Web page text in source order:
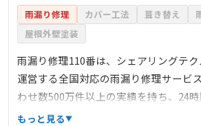
雨漏り修理 カバー工法 葺き替え
屋根外壁塗装
雨漏り修理110番は、シェアリングテ
運営する全国対応の雨漏り修理サービ
わせ数500万件以上の実績を持ち、24
で、緊急の雨漏りトラブルにも迅速に
もっと見る